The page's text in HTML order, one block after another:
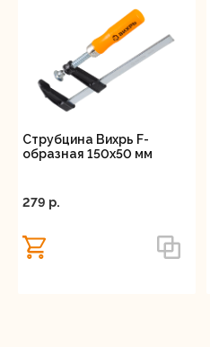
Струбцина Вихрь F-
образная 150х50 мм
279 p.